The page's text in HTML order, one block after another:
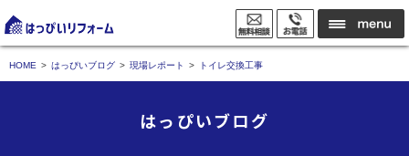
HOME はっぴいブログ 現場レポート トイレ交換工事
はっぴいブログ